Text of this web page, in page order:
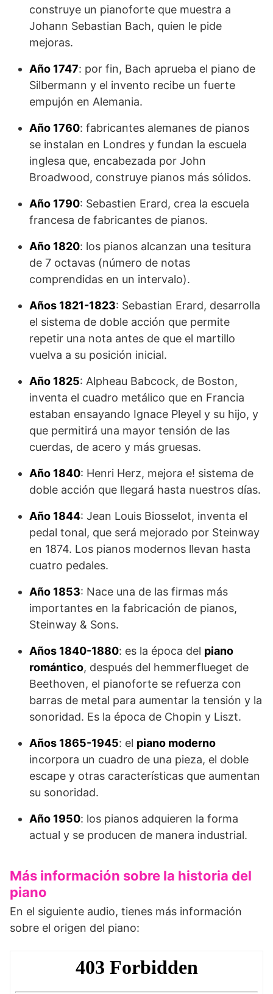
construye un pianoforte que muestra a
Johann Sebastian Bach, quien le pide
mejoras.
Año 1747: por fin, Bach aprueba el piano de
Silbermann y el invento recibe un fuerte
empujón en Alemania.
Año 1760: fabricantes alemanes de pianos
se instalan en Londres y fundan la escuela
inglesa que, encabezada por John
Broadwood, construye pianos más sólidos.
Año 1790: Sebastien Erard, crea la escuela
francesa de fabricantes de pianos.
Año 1820: los pianos alcanzan una tesitura
de 7 octavas (número de notas
comprendidas en un intervalo).
Años 1821-1823: Sebastian Erard, desarrolla
el sistema de doble acción que permite
repetir una nota antes de que el martillo
vuelva a su posición inicial.
Año 1825: Alpheau Babcock, de Boston,
inventa el cuadro metálico que en Francia
estaban ensayando Ignace Pleyel y su hijo, y
que permitirá una mayor tensión de las
cuerdas, de acero y más gruesas.
Año 1840: Henri Herz, mejora e! sistema de
doble acción que llegará hasta nuestros días.
Año 1844: Jean Louis Biosselot, inventa el
pedal tonal, que será mejorado por Steinway
en 1874. Los pianos modernos llevan hasta
cuatro pedales.
Año 1853: Nace una de las firmas más
importantes en la fabricación de pianos,
Steinway & Sons.
Años 1840-1880: es la época del piano
romántico, después del hemmerflueget de
Beethoven, el pianoforte se refuerza con
barras de metal para aumentar la tensión y la
sonoridad. Es la época de Chopin y Liszt.
Años 1865-1945: el piano moderno
incorpora un cuadro de una pieza, el doble
escape y otras características que aumentan
su sonoridad.
Año 1950: los pianos adquieren la forma
actual y se producen de manera industrial.
Más información sobre la historia del
piano
En el siguiente audio, tienes más información
sobre el origen del piano: